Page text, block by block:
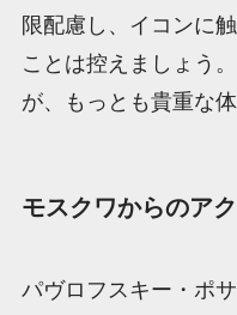
限配慮し、イコンに
ことは控えましょう
が、もっとも貴重な
モスクワからのア
パヴロフスキー・ポ